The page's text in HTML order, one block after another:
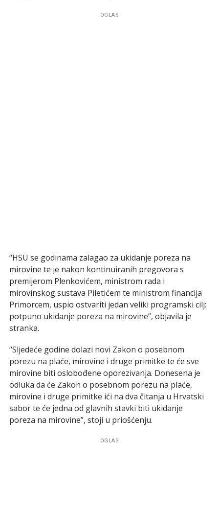
OGLAS
“HSU se godinama zalagao za ukidanje poreza na
mirovine te je nakon kontinuiranih pregovora s
premijerom Plenkovićem, ministrom rada i
mirovinskog sustava Piletićem te ministrom financija
Primorcem, uspio ostvariti jedan veliki programski cilj:
potpuno ukidanje poreza na mirovine”, objavila je
stranka.
“Sljedeće godine dolazi novi Zakon o posebnom
porezu na plaće, mirovine i druge primitke te će sve
mirovine biti oslobođene oporezivanja. Donesena je
odluka da će Zakon o posebnom porezu na plaće,
mirovine i druge primitke ići na dva čitanja u Hrvatski
sabor te će jedna od glavnih stavki biti ukidanje
poreza na mirovine”, stoji u priošćenju.
OGLAS